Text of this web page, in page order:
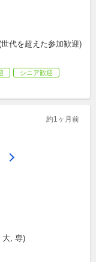
代を超えた参加歓迎)
シニア歓迎
約1ヶ月前
大, 専)